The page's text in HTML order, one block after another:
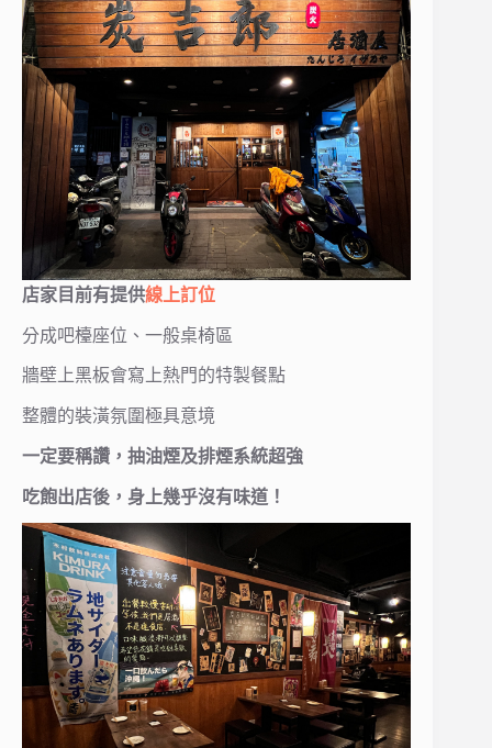
店家目前有提供線上訂位
分成吧檯座位、一般桌椅區
牆壁上黑板會寫上熱門的特製餐點
整體的裝潢氛圍極具意境
一定要稱讚，抽油煙及排煙系統超強
吃飽出店後，身上幾乎沒有味道！